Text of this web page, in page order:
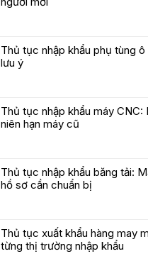
Thủ tục nhập khẩu phụ tùng
lưu ý
Thủ tục nhập khẩu máy CNC:
niên hạn máy cũ
Thủ tục nhập khẩu băng tải:
hồ sơ cần chuẩn bị
Thủ tục xuất khẩu hàng may
từng thị trường nhập khẩu